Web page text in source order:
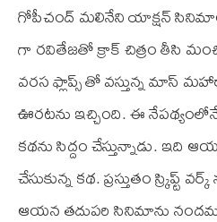
గోపీచంద్ మలినేని యాక్షన్
గా రవితేజతో క్రాక్ చిత్రం తీసి మంచి
వరస ఫ్లాప్స్ తో వస్తున్న మాస్
ఊరటను ఇచ్చింది. ఈ
కథను సిద్దం చేస్తున్నాడు.
చేసుకున్న కథ. ప్రస్తుతం స్క్రిప్ట్
ఆయన తదుపరి సినిమాను